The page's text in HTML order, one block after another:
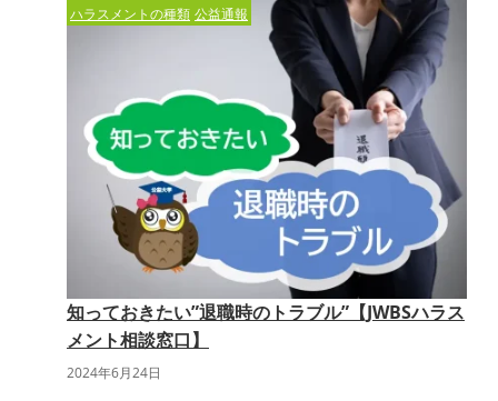
ハラスメントの種類 公益通報
知っておきたい”退職時のトラブル”【JWBSハラス
メント相談窓口】
2024年6月24日